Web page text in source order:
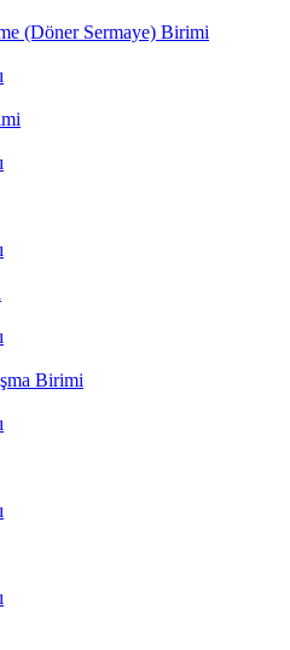
(Döner Sermaye) Birimi
Birimi